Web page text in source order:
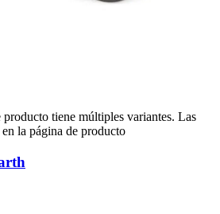
producto tiene múltiples variantes. Las
la página de producto